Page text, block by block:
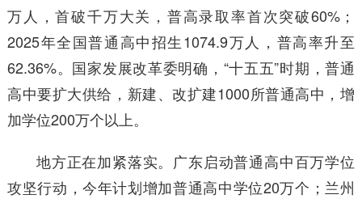
万人，首破千万大关，普高录取率首次突破60%；
2025年全国普通高中招生1074.9万人，普高率升至
62.36%。国家发展改革委明确，“十五五”时期，普通
高中要扩大供给，新建、改扩建1000所普通高中，增
加学位200万个以上。
地方正在加紧落实。广东启动普通高中百万学位
攻坚行动，今年计划增加普通高中学位20万个；兰州